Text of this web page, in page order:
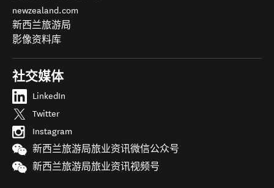
newzealand.com
新西兰旅游局
影像资料库
社交媒体
LinkedIn
Twitter
Instagram
新西兰旅游局旅业资讯微信公众号
新西兰旅游局旅业资讯视频号